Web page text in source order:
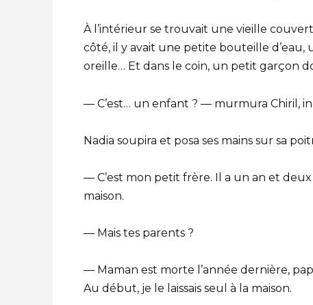
À l’intérieur se trouvait une vieille
côté, il y avait une petite bouteille
oreille… Et dans le coin, un petit garçon
— C’est… un enfant ? — murmura Chiril,
Nadia soupira et posa ses mains sur sa
— C’est mon petit frère. Il a un an et deux
maison.
— Mais tes parents ?
— Maman est morte l’année dernière,
Au début, je le laissais seul à la maison.